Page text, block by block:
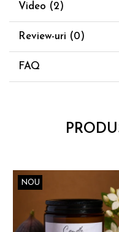
Video (2)
Review-uri (0)
FAQ
NOU